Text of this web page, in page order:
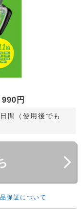
990円
間（使用後でも
保証について